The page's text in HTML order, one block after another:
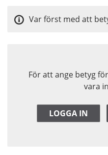
För att ange betyg
vara
LOGGA IN
Var först med att